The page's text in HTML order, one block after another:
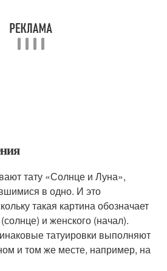
тату «Солнце и Луна»,
в одно. И это
такая картина обозначает
и женского (начал).
татуировки выполняют
и том же месте, например, на